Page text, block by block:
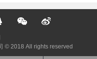
© 2018 All rights reserved